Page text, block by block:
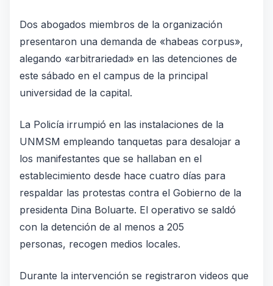
Dos abogados miembros de la organización
presentaron una demanda de «habeas corpus»,
alegando «arbitrariedad» en las detenciones de
este sábado en el campus de la principal
universidad de la capital.
La Policía irrumpió en las instalaciones de la
UNMSM empleando tanquetas para desalojar a
los manifestantes que se hallaban en el
establecimiento desde hace cuatro días para
respaldar las protestas contra el Gobierno de la
presidenta Dina Boluarte. El operativo se saldó
con la detención de al menos a 205
personas, recogen medios locales.
Durante la intervención se registraron videos que